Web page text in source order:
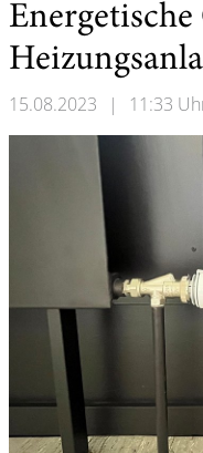
15.08.2023 | 11:33